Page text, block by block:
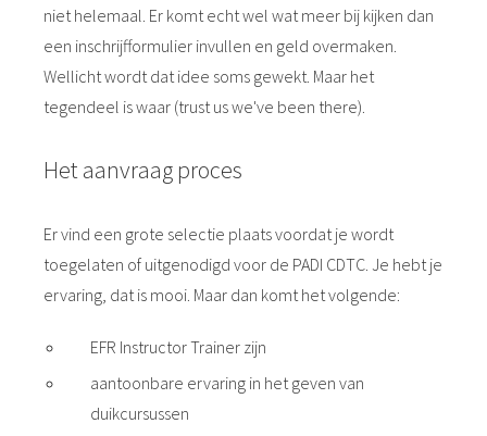
niet helemaal. Er komt echt wel wat meer bij kijken dan
een inschrijfformulier invullen en geld overmaken.
Wellicht wordt dat idee soms gewekt. Maar het
tegendeel is waar (trust us we've been there).
Het aanvraag proces
Er vind een grote selectie plaats voordat je wordt
toegelaten of uitgenodigd voor de PADI CDTC. Je hebt je
ervaring, dat is mooi. Maar dan komt het volgende:
EFR Instructor Trainer zijn
aantoonbare ervaring in het geven van
duikcursussen